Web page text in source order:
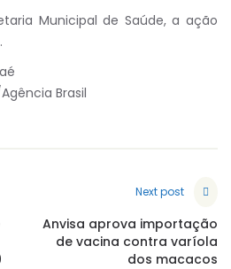
Municipal de Saúde, a ação
Brasil
Next post
Anvisa aprova importação
de vacina contra varíola
dos macacos